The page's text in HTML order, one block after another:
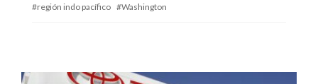
región indo pacífico
Washington